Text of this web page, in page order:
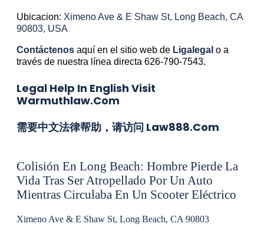
Ubicacion: Ximeno Ave & E Shaw St, Long Beach, CA
90803, USA
Contáctenos aquí en el sitio web de Ligalegal o a
través de nuestra línea directa 626-790-7543.
Legal Help In English Visit
Warmuthlaw.com
需要中文法律帮助，请访问 Law888.com
Colisión En Long Beach: Hombre Pierde La
Vida Tras Ser Atropellado Por Un Auto
Mientras Circulaba En Un Scooter Eléctrico
Ximeno Ave & E Shaw St, Long Beach, CA 90803